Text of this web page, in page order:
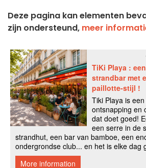
Deze pagina kan elementen
zijn ondersteund, meer